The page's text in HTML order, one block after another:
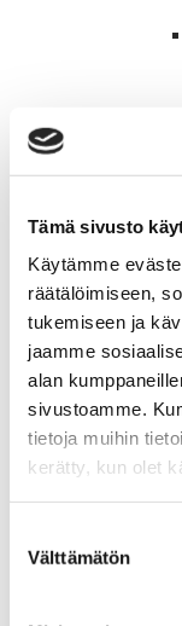
Tämä sivusto
Käytämme
räätälöimiseen,
tukemiseen ja
jaamme
alan
sivustoamme.
tietoja muihin
kerätty, kun olet
valinta
Välttämätön